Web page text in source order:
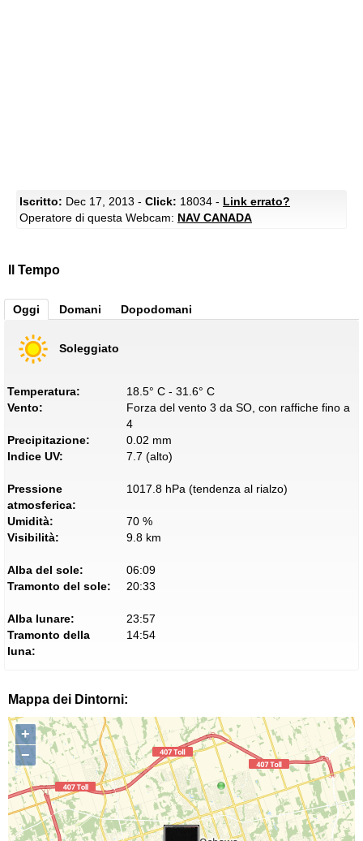
Iscritto: Dec 17, 2013 - Click: 18034 - Link errato?
Operatore di questa Webcam: NAV CANADA
Il Tempo
Oggi Domani Dopodomani
Soleggiato
Temperatura:
18.5° C - 31.6° C
Vento:
Forza del vento 3 da SO, con raffiche fino a
4
Precipitazione:
0.02 mm
Indice UV:
7.7 (alto)
Pressione
atmosferica:
1017.8 hPa (tendenza al rialzo)
Umidità:
70 %
Visibilità:
9.8 km
Alba del sole:
06:09
Tramonto del sole:
20:33
Alba lunare:
23:57
Tramonto della
luna:
14:54
Mappa dei Dintorni:
+
−